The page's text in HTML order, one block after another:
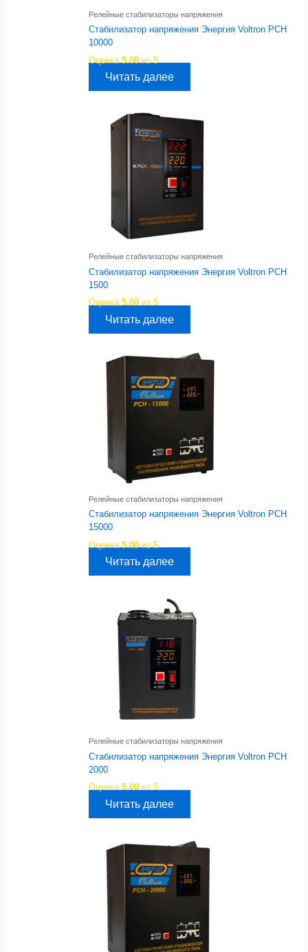
Релейные стабилизаторы напряжения
Стабилизатор напряжения Энергия Voltron РСН
10000
Оценка5.00 из 5
Читать далее
Релейные стабилизаторы напряжения
Стабилизатор напряжения Энергия Voltron РСН
1500
Оценка5.00 из 5
Читать далее
Релейные стабилизаторы напряжения
Стабилизатор напряжения Энергия Voltron РСН
15000
Оценка5.00 из 5
Читать далее
Релейные стабилизаторы напряжения
Стабилизатор напряжения Энергия Voltron РСН
2000
Оценка5.00 из 5
Читать далее